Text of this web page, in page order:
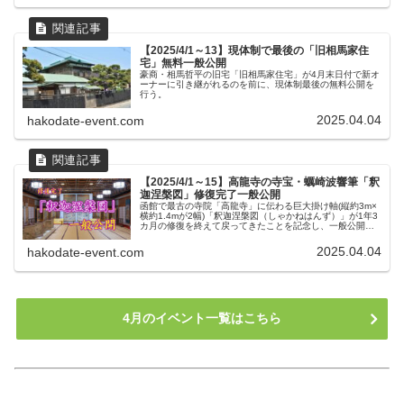
【2025/4/1～13】現体制で最後の「旧相馬家住
宅」無料一般公開
豪商・相馬哲平の旧宅「旧相馬家住宅」が4月末日付で新オ
ーナーに引き継がれるのを前に、現体制最後の無料公開を
行う。
hakodate-event.com 2025.04.04
【2025/4/1～15】高龍寺の寺宝・蠣崎波響筆「釈
迦涅槃図」修復完了一般公開
函館で最古の寺院「高龍寺」に伝わる巨大掛け軸(縦約3m×
横約1.4mが2幅)「釈迦涅槃図（しゃかねはんず）」が1年3
カ月の修復を終えて戻ってきたことを記念し、一般公開す
hakodate-event.com 2025.04.04
4月のイベント一覧はこちら